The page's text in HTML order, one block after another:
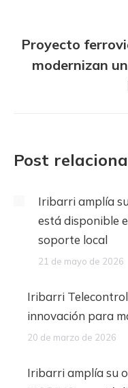
Proyecto
modernizan
Post
Iribarri amplía
está disponible
soporte local
21 de mayo de 2026
Iribarri Telecontrol
innovación para
20 de marzo de 2026
Iribarri amplía su